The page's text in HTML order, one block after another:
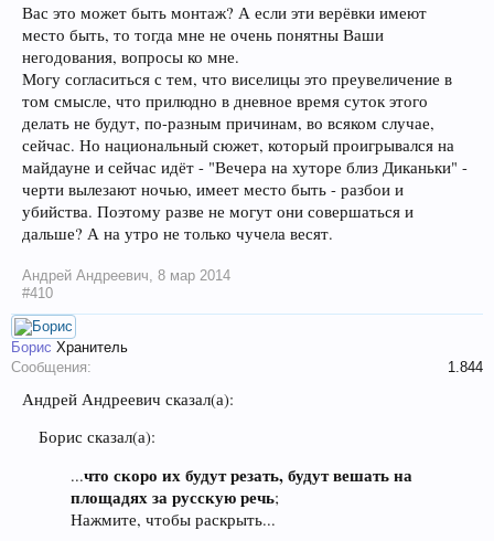
Вас это может быть монтаж? А если эти верёвки имеют
место быть, то тогда мне не очень понятны Ваши
негодования, вопросы ко мне.
Могу согласиться с тем, что виселицы это преувеличение в
том смысле, что прилюдно в дневное время суток этого
делать не будут, по-разным причинам, во всяком случае,
сейчас. Но национальный сюжет, который проигрывался на
майдауне и сейчас идёт - "Вечера на хуторе близ Диканьки" -
черти вылезают ночью, имеет место быть - разбои и
убийства. Поэтому разве не могут они совершаться и
дальше? А на утро не только чучела весят.
Андрей Андреевич 8 мар 2014
#410
Борис Хранитель
Сообщения:
1.844
Андрей Андреевич сказал(а):
Борис сказал(а):
...что скоро их будут резать, будут вешать на
площадях за русскую речь;
Нажмите, чтобы раскрыть...